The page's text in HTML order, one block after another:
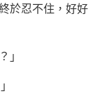
於忍不住，好好
」